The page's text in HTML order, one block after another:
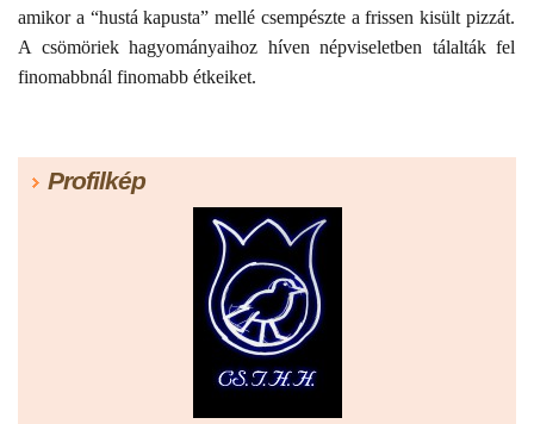
amikor a “hustá kapusta” mellé csempészte a frissen kisült pizzát.
A csömöriek hagyományaihoz híven népviseletben tálalták fel
finomabbnál finomabb étkeiket.
Profilkép